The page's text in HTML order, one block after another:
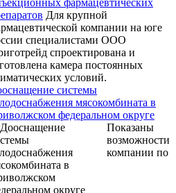
Для крупной
компании на юге
специалистами ООО
спроектирована и
камера постоянных
условий.
системы
мясокомбината в
федеральном округе
Показаны
возможности
компании по